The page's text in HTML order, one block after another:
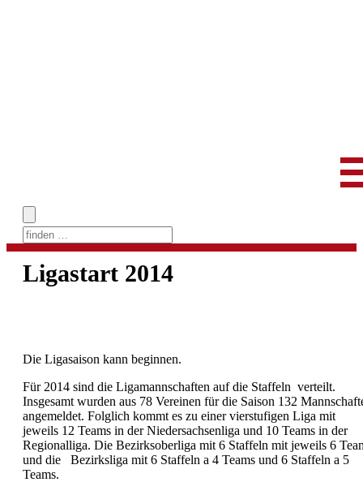
Skip
content
Ligastart 2014
Die Ligasaison kann beginnen.
Für 2014 sind die Ligamannschaften auf die Staffeln verteilt.
Insgesamt wurden aus 78 Vereinen für die Saison 132
angemeldet. Folglich kommt es zu einer vierstufigen Liga mit
jeweils 12 Teams in der Niedersachsenliga und 10 Teams in der
Regionalliga. Die Bezirksoberliga mit 6 Staffeln mit jeweils 6
und die Bezirksliga mit 6 Staffeln a 4 Teams und 6 Staffeln a 5
Teams.